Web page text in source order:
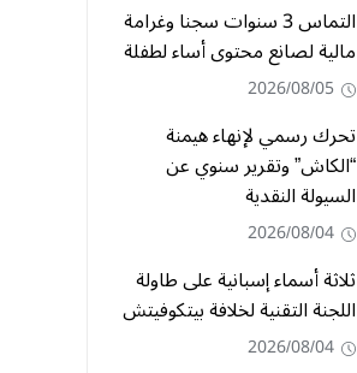
التماس 3 سنوات سجنا وغرامة
مالية لصانع محتوى أساء لطفلة
2026/08/05
تحرك رسمي لإنهاء هيمنة
“الكاش” وتقرير سنوي عن
السيولة النقدية
2026/08/04
ثلاثة أسماء إسبانية على طاولة
اللجنة التقنية لخلافة بيتكوفيتش
2026/08/04